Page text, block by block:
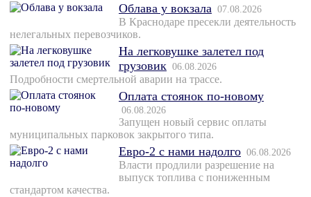
Облава у вокзала 07.08.2026
В Краснодаре пресекли деятельность
нелегальных перевозчиков.
На легковушке залетел под
грузовик 06.08.2026
Подробности смертельной аварии на трассе.
Оплата стоянок по-новому
06.08.2026
Запущен новый сервис оплаты
муниципальных парковок закрытого типа.
Евро-2 с нами надолго 06.08.2026
Власти продлили разрешение на
выпуск топлива с пониженным
стандартом качества.